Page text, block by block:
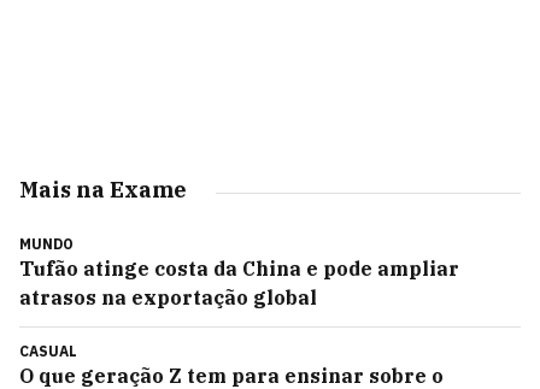
Mais na Exame
MUNDO
Tufão atinge costa da China e pode ampliar
atrasos na exportação global
CASUAL
O que geração Z tem para ensinar sobre o